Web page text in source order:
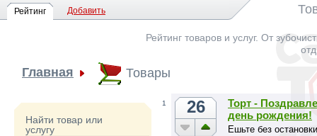
Рейтинг Добавить
Рейтинг товаров и услуг. От
Главная Товары
Найти товар или
услугу
1 26
Торт -
день рождения!
Ешьте без